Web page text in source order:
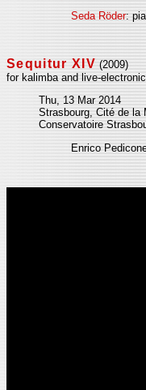
Seda Röder:
Sequitur XIV (2009)
for kalimba and live-
Thu, 13 Mar 2014
Strasbourg, Cité de la
Conservatoire
Enrico